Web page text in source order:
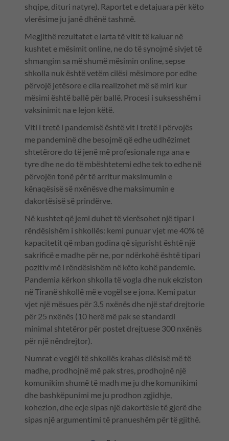
shqipe, dituri natyre). Raportet e detajuara për këto
vlerësime ju janë dhënë tashmë.
Megjithë rezultatet e larta të vitit të kaluar në
kushtet e mësimit online, ne do të synojmë sivjet të
shmangim sa më shumë mësimin online, sepse
shkolla nuk është vetëm cilësi mësimore por edhe
përvojë jetësore e cila realizohet më së miri kur
mësimi është ballë për ballë. Procesi i suksesshëm i
vaksinimit na e lejon këtë.
Viti i tretë i pandemisë është vit i tretë i përvojës
me pandeminë dhe besojmë që edhe udhëzimet
shtetërore do të jenë më profesionale nga ana e
tyre dhe ne do të mbështetemi edhe tek to edhe në
përvojën tonë për të arritur maksimumin e
kënaqësisë së nxënësve dhe maksimumin e
dakortësisë së prindërve.
Në kushtet që jemi duhet të vlerësohet një tipar i
rëndësishëm i shkollës: kemi punuar vjet me 40% të
kapacitetit që mban godina që sigurisht është një
sakrificë e madhe për ne, por ndërkohë është tipari
pozitiv më i rëndësishëm në këto kohë pandemie.
Pandemia kërkon shkolla të vogla dhe nuk ekziston
në Tiranë shkollë më e vogël se e jona. Kemi patur
vjet një mësues për 3.5 nxënës dhe një staf drejtorie
për 25 nxënës (10 herë më pak se standardi
minimal shtetëror për postet drejtuese 300 nxënës
për një nëndrejtor).
Numrat e vegjël të shkollës krahas cilësisë më të
madhe, prodhojnë më pak stres, prodhojnë një
komunikim shumë të madh me ju dhe komunikimi
dhe bashkëpunimi me ju prodhon zgjidhje,
kohezion, dhe ecje sipas një dakortësie të gjerë dhe
sipas një argumentimi të pranueshëm për të gjithë.